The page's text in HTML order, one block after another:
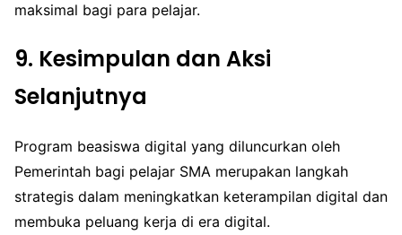
maksimal bagi para pelajar.
9. Kesimpulan dan Aksi
Selanjutnya
Program beasiswa digital yang diluncurkan oleh
Pemerintah bagi pelajar SMA merupakan langkah
strategis dalam meningkatkan keterampilan digital dan
membuka peluang kerja di era digital.